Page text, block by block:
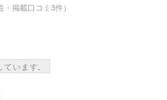
掲載口コミ3件）
います。